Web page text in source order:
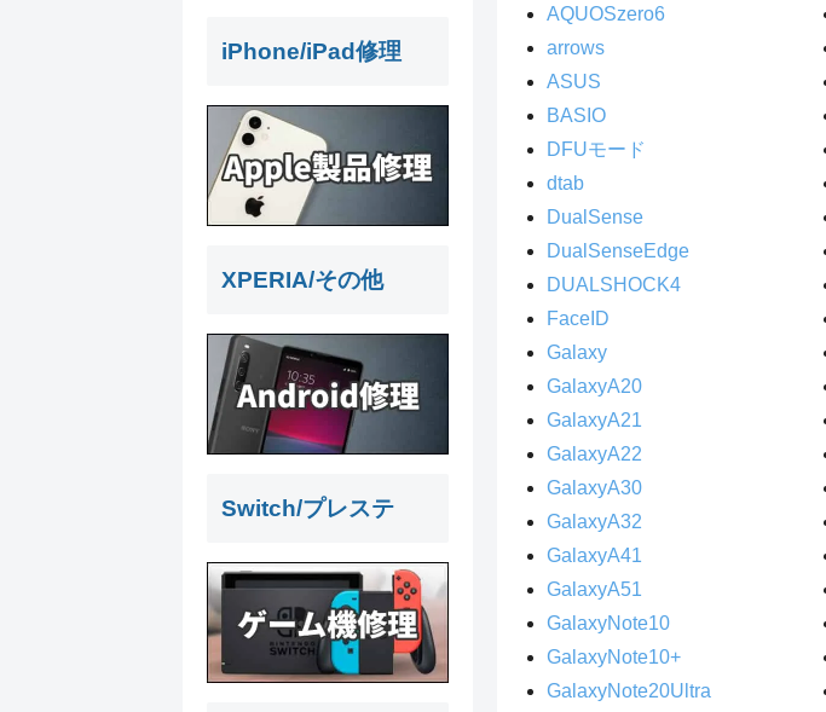
AQUOSzero6
arrows
ASUS
BASIO
DFUモード
dtab
DualSense
DualSenseEdge
DUALSHOCK4
FaceID
Galaxy
GalaxyA20
GalaxyA21
GalaxyA22
GalaxyA30
GalaxyA32
GalaxyA41
GalaxyA51
GalaxyNote10
GalaxyNote10+
GalaxyNote20Ultra
iPhone/iPad修理
XPERIA/その他
Switch/プレステ